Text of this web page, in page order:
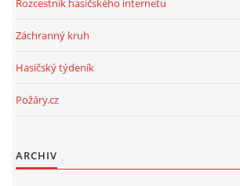
Rozcestník hasičského internetu
Záchranný kruh
Hasičský týdeník
Požáry.cz
ARCHIV